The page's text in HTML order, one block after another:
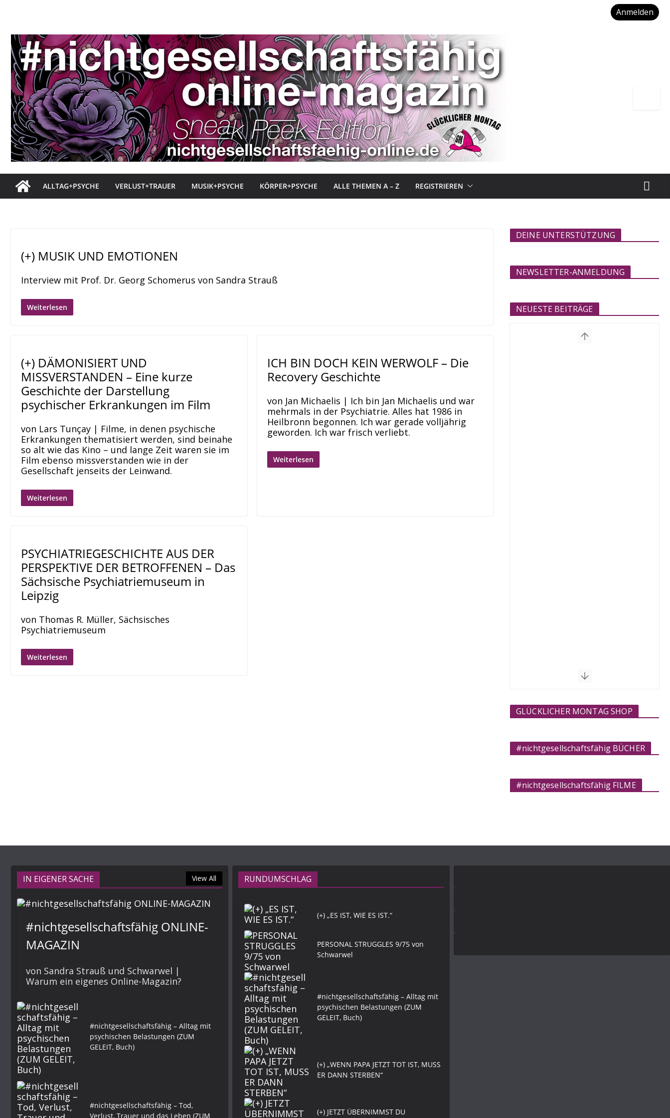
Anmelden
ALLTAG+PSYCHE VERLUST+TRAUER MUSIK+PSYCHE KÖRPER+PSYCHE ALLE THEMEN A – Z REGISTRIEREN
(+) MUSIK UND EMOTIONEN
Interview mit Prof. Dr. Georg Schomerus von Sandra Strauß
Weiterlesen
(+) DÄMONISIERT UND
MISSVERSTANDEN – Eine kurze
Geschichte der Darstellung
psychischer Erkrankungen im Film
von Lars Tunçay | Filme, in denen psychische
Erkrankungen thematisiert werden, sind beinahe
so alt wie das Kino – und lange Zeit waren sie im
Film ebenso missverstanden wie in der
Gesellschaft jenseits der Leinwand.
Weiterlesen
ICH BIN DOCH KEIN WERWOLF – Die
Recovery Geschichte
von Jan Michaelis | Ich bin Jan Michaelis und war
mehrmals in der Psychiatrie. Alles hat 1986 in
Heilbronn begonnen. Ich war gerade volljährig
geworden. Ich war frisch verliebt.
Weiterlesen
PSYCHIATRIEGESCHICHTE AUS DER
PERSPEKTIVE DER BETROFFENEN – Das
Sächsische Psychiatriemuseum in
Leipzig
von Thomas R. Müller, Sächsisches
Psychiatriemuseum
Weiterlesen
DEINE UNTERSTÜTZUNG
NEWSLETTER-ANMELDUNG
NEUESTE BEITRÄGE
GLÜCKLICHER MONTAG SHOP
#nichtgesellschaftsfähig BÜCHER
#nichtgesellschaftsfähig FILME
IN EIGENER SACHE View All
#nichtgesellschaftsfähig ONLINE-
MAGAZIN
von Sandra Strauß und Schwarwel |
Warum ein eigenes Online-Magazin?
#nichtgesellschaftsfähig – Alltag mit
psychischen Belastungen (ZUM
GELEIT, Buch)
#nichtgesellschaftsfähig – Tod,
Verlust, Trauer und das Leben (ZUM
RUNDUMSCHLAG
(+) „ES IST, WIE ES IST.“
PERSONAL STRUGGLES 9/75 von
Schwarwel
#nichtgesellschaftsfähig – Alltag mit
psychischen Belastungen (ZUM
GELEIT, Buch)
(+) „WENN PAPA JETZT TOT IST, MUSS
ER DANN STERBEN“
(+) JETZT ÜBERNIMMST DU